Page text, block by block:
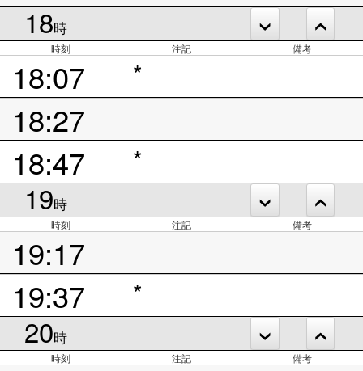
18時
時刻 注記 備考
18:07 *
18:27
18:47
*
19時
時刻 注記 備考
19:17
19:37
*
20時
時刻 注記 備考